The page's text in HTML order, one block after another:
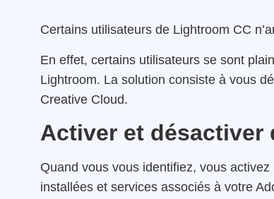
Certains utilisateurs de Lightroom CC
En effet, certains utilisateurs se sont
Lightroom. La solution consiste à vous
Creative Cloud.
Activer et désactiver
Quand vous vous identifiez, vous
installées et services associés à votre